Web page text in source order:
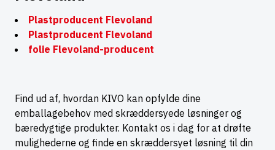
Plastproducent Flevoland
Plastproducent Flevoland
folie Flevoland-producent
Find ud af, hvordan KIVO kan opfylde dine
emballagebehov med skræddersyede løsninger og
bæredygtige produkter. Kontakt os i dag for at drøfte
mulighederne og finde en skræddersyet løsning til din